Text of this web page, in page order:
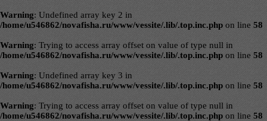
Warning: Undefined array key 2 in
/home/u546862/novafisha.ru/www/vessite/.lib/.top.inc.php on line 58
Warning: Trying to access array offset on value of type null in
/home/u546862/novafisha.ru/www/vessite/.lib/.top.inc.php on line 58
Warning: Undefined array key 3 in
/home/u546862/novafisha.ru/www/vessite/.lib/.top.inc.php on line 58
Warning: Trying to access array offset on value of type null in
/home/u546862/novafisha.ru/www/vessite/.lib/.top.inc.php on line 58